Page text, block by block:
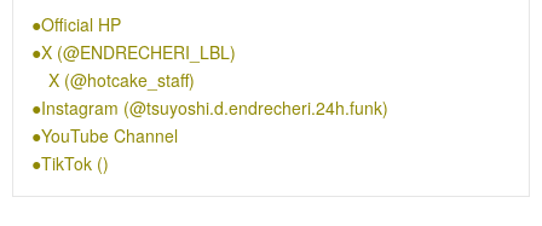
ら、ファンクミュージックを軸にしたジャンルレスな音楽を世
の中へとアウトプットしている。2022年には、ファンク専門の
米音楽メディア「Funkatopia」が選ぶ「2021年ベストファン
クアルバム20」 に、エンドリケリーのアルバム『GO TO
FUNK』がプリンスやシルク・ソニックらの作品と並んで選出
され話題となった。
Official HP
X (@ENDRECHERI_LBL)
X (@hotcake_staff)
Instagram (@tsuyoshi.d.endrecheri.24h.funk)
YouTube Channel
TikTok ()